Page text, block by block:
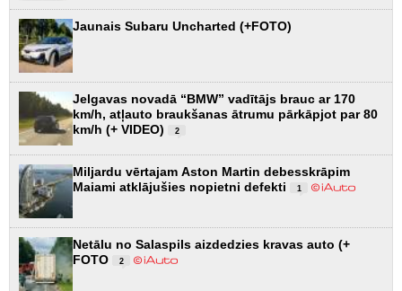
Jaunais Subaru Uncharted (+FOTO)
Jelgavas novadā “BMW” vadītājs brauc ar 170
km/h, atļauto braukšanas ātrumu pārkāpjot par 80
km/h (+ VIDEO)
2
Miljardu vērtajam Aston Martin debesskrāpim
Maiami atklājušies nopietni defekti
1
Netālu no Salaspils aizdedzies kravas auto (+
FOTO
2